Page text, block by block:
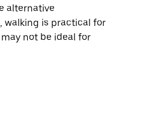
alternative
walking is practical for
not be ideal for